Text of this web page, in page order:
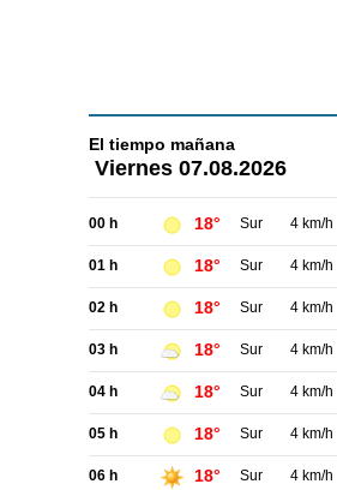
El tiempo mañana
Viernes 07.08.2026
00 h 18° Sur 4 km/h
01 h 18° Sur 4 km/h
02 h 18° Sur 4 km/h
03 h 18° Sur 4 km/h
04 h 18° Sur 4 km/h
05 h 18° Sur 4 km/h
06 h 18° Sur 4 km/h